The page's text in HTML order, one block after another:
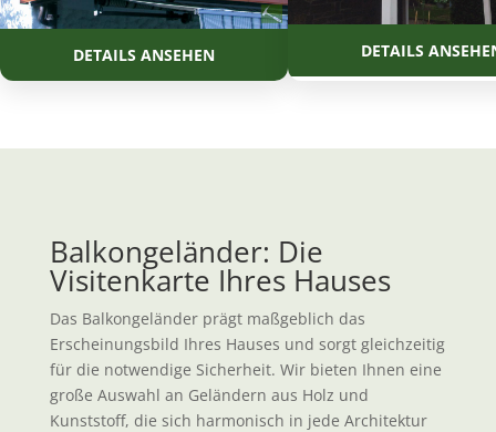
Balkongeländer: Die
Visitenkarte Ihres Hauses
Das Balkongeländer prägt maßgeblich das
Erscheinungsbild Ihres Hauses und sorgt gleichzeitig
für die notwendige Sicherheit. Wir bieten Ihnen eine
große Auswahl an Geländern aus Holz und
Kunststoff, die sich harmonisch in jede Architektur